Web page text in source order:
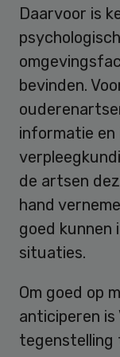
Daarvoor is
bevinden.
informatie
de artsen
hand
goed kunnen
situaties.
Om goed op
anticiperen is
tegenstelling